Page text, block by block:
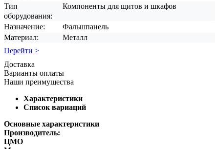
Тип
оборудования:
Компоненты для щитов и шкафов
Назначение:
Фальшпанель
Материал:
Металл
Перейти >
Доставка
Варианты оплаты
Наши преимущества
Характеристики
Список вариаций
Основные характеристики
Производитель:
ЦМО